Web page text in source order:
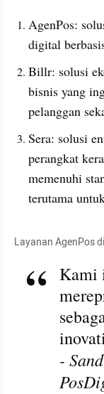
AgenPos:
digital
Billr: solusi
bisnis yang
pelanggan
Sera: solusi
perangkat
memenuhi
terutama
Layanan AgenPos
Kami
-